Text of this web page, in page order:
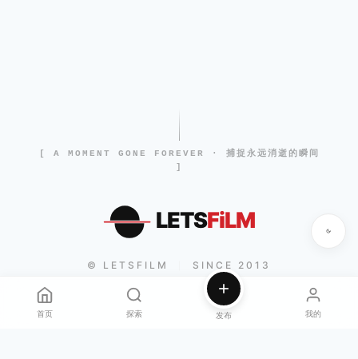
[ A MOMENT GONE FOREVER · 捕捉永远消逝的瞬间
]
LETSFiLM
© LETSFILM SINCE 2013
首页 探索 发布 我的